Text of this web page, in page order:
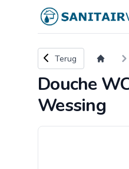
Logo sanitairvinden.nl
Terug naar
Terug
Douche
Wessing